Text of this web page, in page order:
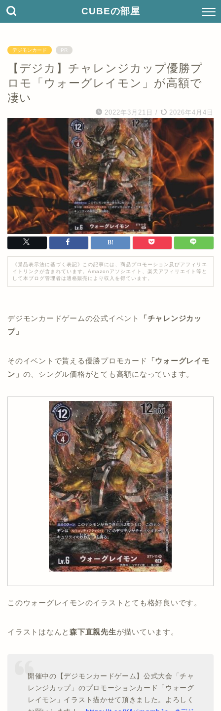
CUBEの部屋
デジモンカード PR
【デジカ】チャレンジカップ優勝プ
ロモ「ウォーグレイモン」が高額で
凄い
2022年3月21日 / 2026年4月4日
《景品表示法に基づく表記》この記事には、商品プロモーション及びアフィリエ
イトリンクが含まれています。Amazonアソシエイト、楽天アフィリエイト等と
して本ブログ管理者は適格販売により収入を得ています。
デジモンカードゲームの公式イベント
「チャレンジカッ
プ」
そのイベントで貰える優勝プロモカード
「ウォーグレイモ
ン」 の、シングル価格がとても高額になっています。
このウォーグレイモンのイラストとても格好良いです。
イラストはなんと森下直親先生が描いています。
開催中の【デジモンカードゲーム】公式大会「チャ
レンジカップ」のプロモーションカード「ウォーグ
レイモン」イラスト描かせて頂きました。よろしく